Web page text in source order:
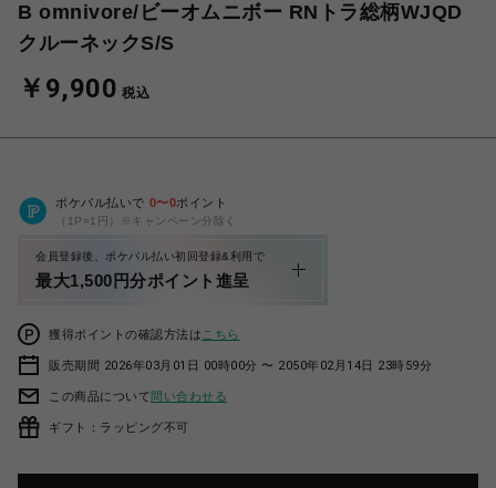
B omnivore/ビーオムニボー RNトラ総柄WJQD
クルーネックS/S
￥9,900 税込
ポケパル払いで 0〜0ポイント
（1P=1円）※キャンペーン分除く
会員登録後、ポケパル払い初回登録&利用で
最大1,500円分ポイント進呈
獲得ポイントの確認方法は こちら
販売期間 2026年03月01日 00時00分 〜 2050年02月14日 23時59分
この商品について問い合わせる
ギフト：ラッピング不可